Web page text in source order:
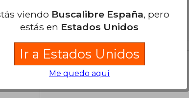
viendo Buscalibre España, pero
estás en Estados Unidos
Ir a Estados Unidos
Me quedo aquí